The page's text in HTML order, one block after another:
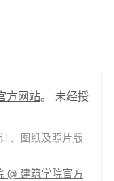
方网站。 未经授
、图纸及照片版
@ 建筑学院官方